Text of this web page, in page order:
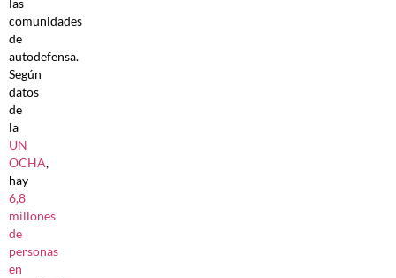
las
comunidades
de
autodefensa.
Según
datos
de
la
UN
OCHA,
hay
6,8
millones
de
personas
en